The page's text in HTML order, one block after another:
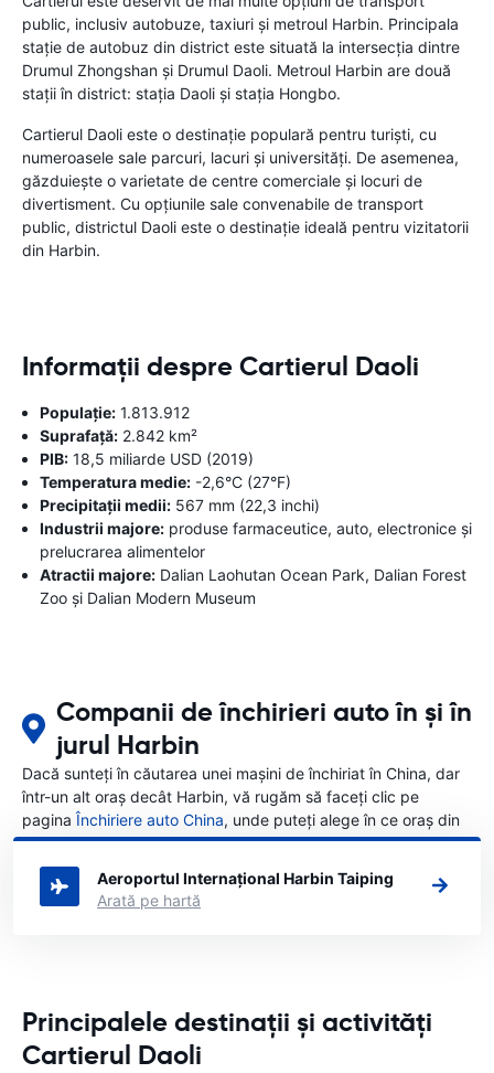
public, inclusiv autobuze, taxiuri și metroul Harbin. Principala
stație de autobuz din district este situată la intersecția dintre
Drumul Zhongshan și Drumul Daoli. Metroul Harbin are două
stații în district: stația Daoli și stația Hongbo.
Cartierul Daoli este o destinație populară pentru turiști, cu
numeroasele sale parcuri, lacuri și universități. De asemenea,
găzduiește o varietate de centre comerciale și locuri de
divertisment. Cu opțiunile sale convenabile de transport
public, districtul Daoli este o destinație ideală pentru vizitatorii
din Harbin.
Informații despre Cartierul Daoli
Populație: 1.813.912
Suprafață: 2.842 km²
PIB: 18,5 miliarde USD (2019)
Temperatura medie: -2,6°C (27°F)
Precipitații medii: 567 mm (22,3 inchi)
Industrii majore: produse farmaceutice, auto, electronice și
prelucrarea alimentelor
Atractii majore: Dalian Laohutan Ocean Park, Dalian Forest
Zoo și Dalian Modern Museum
Companii de închirieri auto în și în
jurul Harbin
Dacă sunteți în căutarea unei mașini de închiriat în China, dar
într-un alt oraș decât Harbin, vă rugăm să faceți clic pe
pagina Închiriere auto China, unde puteți alege în ce oraș din
China doriți să închiriați o mașină.
Aeroportul Internațional Harbin Taiping
Arată pe hartă
Principalele destinații și activități
Cartierul Daoli